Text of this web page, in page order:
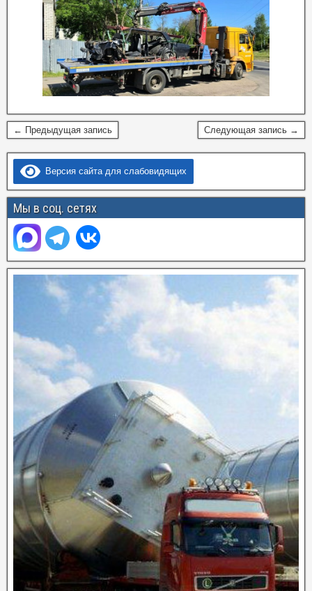
← Предыдущая запись Следующая запись →
Версия сайта для слабовидящих
Мы в соц. сетях